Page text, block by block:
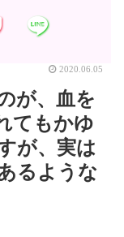
2020.06.05
が、血を
てもかゆ
が、実は
るような